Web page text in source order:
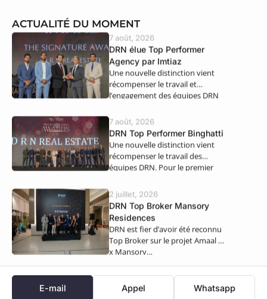
ACTUALITÉ DU MOMENT
7 août, 2026
DRN élue Top Performer
Agency par Imtiaz
Une nouvelle distinction vient
récompenser le travail et
l’engagement des équipes DRN
7 août, 2026
DRN Top Performer Binghatti
Une nouvelle distinction vient
récompenser le travail des
équipes DRN. Pour le premier
2 juillet, 2026
DRN Top Broker Mansory
Residences
DRN est fier d’avoir été reconnu
Top Broker sur le projet Amaal 8
x Mansory…
E-mail Appel Whatsapp